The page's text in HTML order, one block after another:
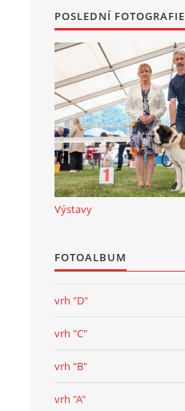
POSLEDNÍ FOTOGRAFIE
Výstavy
FOTOALBUM
vrh "D"
vrh "C"
vrh "B"
vrh "A"